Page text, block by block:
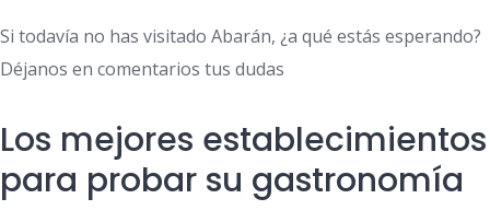
Si todavía no has visitado Abarán, ¿a qué estás esperando?
Déjanos en comentarios tus dudas
Los mejores establecimientos
para probar su gastronomía